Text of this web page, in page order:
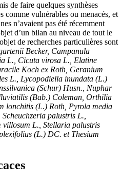
de faire quelques synthèses
comme vulnérables ou menacés, et
n’avaient pas été récemment
d’un bilan au niveau de tout le
de recherches particulières sont
Becker, Campanula
L., Cicuta virosa L., Elatine
Koch ex Roth, Geranium
L., Lycopodiella inundata (L.)
(Schur) Husn., Nuphar
(Bab.) Coleman, Orthilia
lonchitis (L.) Roth, Pyrola media
palustris L.,
villosum L., Stellaria palustris
(L.) DC. et Thesium